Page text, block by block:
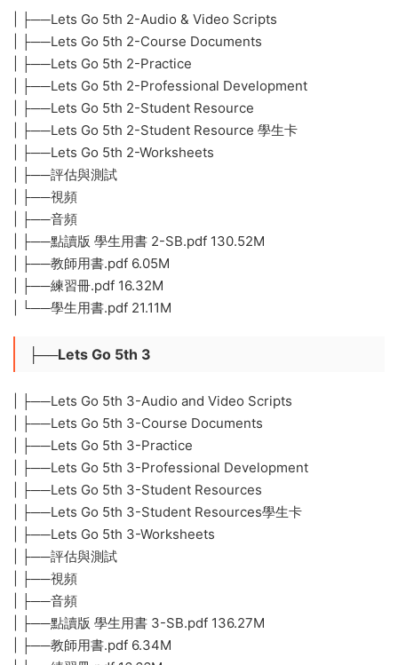
| ├──Lets Go 5th 2-Audio & Video Scripts
| ├──Lets Go 5th 2-Course Documents
| ├──Lets Go 5th 2-Practice
| ├──Lets Go 5th 2-Professional Development
| ├──Lets Go 5th 2-Student Resource
| ├──Lets Go 5th 2-Student Resource 學生卡
| ├──Lets Go 5th 2-Worksheets
| ├──評估與測試
| ├──視頻
| ├──音頻
| ├──點讀版 學生用書 2-SB.pdf 130.52M
| ├──教師用書.pdf 6.05M
| ├──練習冊.pdf 16.32M
| └──學生用書.pdf 21.11M
├──Lets Go 5th 3
| ├──Lets Go 5th 3-Audio and Video Scripts
| ├──Lets Go 5th 3-Course Documents
| ├──Lets Go 5th 3-Practice
| ├──Lets Go 5th 3-Professional Development
| ├──Lets Go 5th 3-Student Resources
| ├──Lets Go 5th 3-Student Resources學生卡
| ├──Lets Go 5th 3-Worksheets
| ├──評估與測試
| ├──視頻
| ├──音頻
| ├──點讀版 學生用書 3-SB.pdf 136.27M
| ├──教師用書.pdf 6.34M